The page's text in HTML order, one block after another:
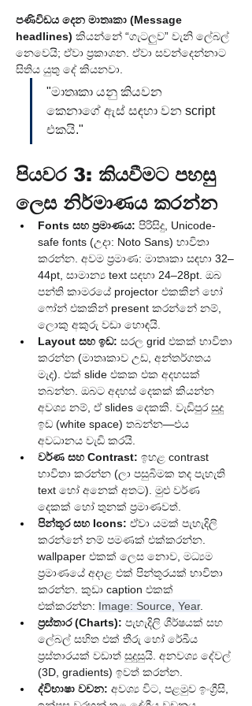
පණිවිඩය දෙන මාතෘකා (Message
headlines) කියන්නේ “ගැටලුව” වැනි ලේබල්
නෙවෙයි; ඒවා ප්‍රකාශන. ඒවා සවන්දෙන්නාට
සිතිය යුතු දේ කියනවා.
"මාතෘකා යනු කියවන
කෙනාගේ ඇස් සඳහා වන script
එකයි."
පියවර 3: කියවීමට පහසු
ලෙස නිර්මාණය කරන්න
Fonts සහ ප්‍රමාණය: පිරිසිදු, Unicode-
safe fonts (උදා: Noto Sans) භාවිතා
කරන්න. අවම ප්‍රමාණ: මාතෘකා සඳහා 32–
44pt, සාමාන්‍ය text සඳහා 24–28pt. ඔබ
පන්ති කාමරයේ projector එකකින් හෝ
ෆෝන් එකකින් present කරන්නේ නම්,
ලොකු අකුරු වඩා හොඳයි.
Layout සහ ඉඩ: සරල grid එකක් භාවිතා
කරන්න (මාතෘකාව උඩ, අන්තර්ගතය
මැද). එක් slide එකක එක අදහසක්
තබන්න. ඔබට අදහස් දෙකක් කියන්න
අවශ්‍ය නම්, ඒ slides දෙකකි. වැඩිපුර සුදු
ඉඩ (white space) තබන්න—එය
අවධානය වැඩි කරයි.
වර්ණ සහ Contrast: ඉහළ contrast
භාවිතා කරන්න (ලා පසුබිමක තද පැහැති
text හෝ අනෙක් අතට). මුළු වර්ණ
දෙකක් හෝ තුනක් ප්‍රමාණවත්.
පින්තූර සහ Icons: ඒවා යමක් පැහැදිලි
කරන්නේ නම් පමණක් එක්කරන්න.
wallpaper එකක් ලෙස නොව, මධ්‍යම
ප්‍රමාණයේ අදාළ එක් පින්තූරයක් භාවිතා
කරන්න. කුඩා caption එකක්
එක්කරන්න: Image: Source, Year.
ප්‍රස්තාර (Charts): පැහැදිලි ශීර්ෂයක් සහ
ලේබල් සහිත එක් තීරු හෝ රේඛීය
ප්‍රස්තාරයක් වඩාත් සුදුසුයි. අනවශ්‍ය දේවල්
(3D, gradients) ඉවත් කරන්න.
ද්විභාෂා වචන: අවශ්‍ය විට, පළමුව ඉංග්‍රීසි,